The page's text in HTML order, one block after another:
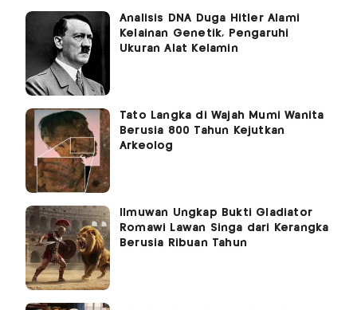
Analisis DNA Duga Hitler Alami
Kelainan Genetik, Pengaruhi
Ukuran Alat Kelamin
Tato Langka di Wajah Mumi Wanita
Berusia 800 Tahun Kejutkan
Arkeolog
Ilmuwan Ungkap Bukti Gladiator
Romawi Lawan Singa dari Kerangka
Berusia Ribuan Tahun